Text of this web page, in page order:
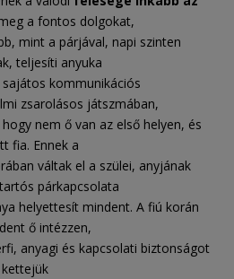
a fontos dolgokat,
mint a párjával, napi szinten
teljesíti anyuka
kommunikációs
zsarolásos játszmában,
nem ő van az első helyen, és
fia. Ennek a
váltak el a szülei, anyjának
párkapcsolata
helyettesít mindent. A fiú korán
ő intézzen,
anyagi és kapcsolati biztonságot